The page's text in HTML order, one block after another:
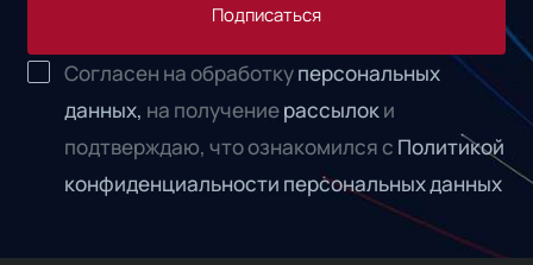
Подписаться
Согласен на обработкуперсональных
данных, на получениерассылоки
подтверждаю, что ознакомился с Политикой
конфиденциальности персональных данных